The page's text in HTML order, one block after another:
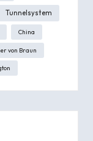
Tunnelsystem
China
von Braun